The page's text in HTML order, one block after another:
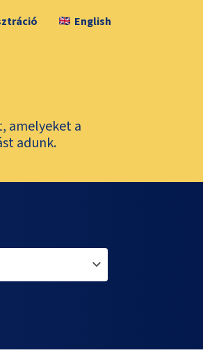
English
amelyeket a
adunk.